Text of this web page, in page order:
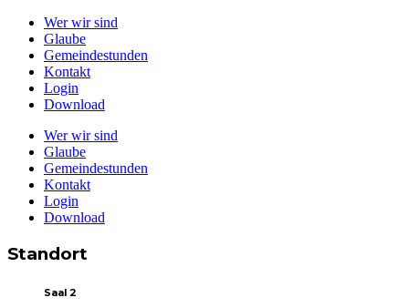
Wer wir sind
Glaube
Gemeindestunden
Kontakt
Login
Download
Wer wir sind
Glaube
Gemeindestunden
Kontakt
Login
Download
Standort
Saal 2